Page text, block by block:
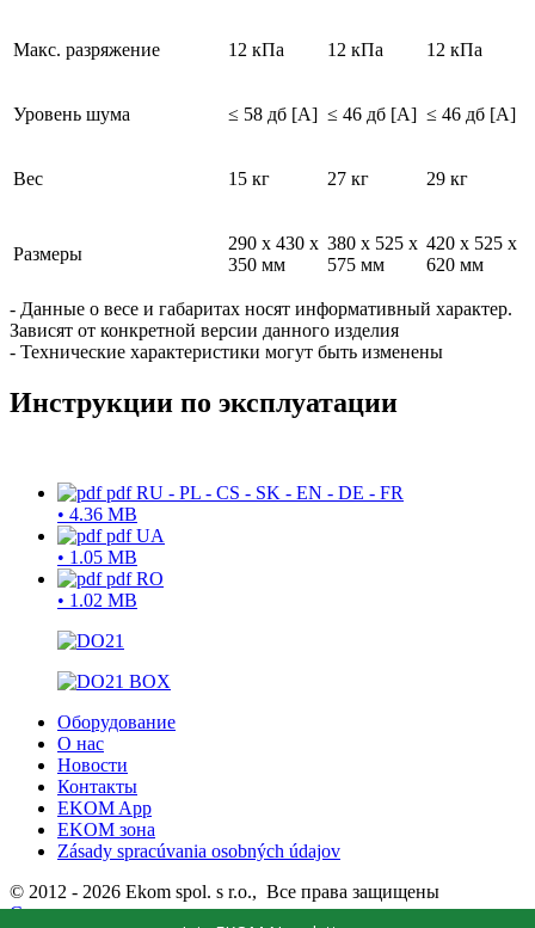
Макс. pазряжение 12 кПа 12 кПа 12 кПа
Уровень шума ≤ 58 дб [A] ≤ 46 дб [A] ≤ 46 дб [A]
Вес 15 кг 27 кг 29 кг
Размеры
290 x 430 x
350 мм
380 x 525 x
575 мм
420 x 525 x
620 мм
- Данные о весе и габаритах носят информативный характер.
Зависят от конкретной версии данного изделия
- Технические характеристики могут быть изменены
Инструкции по эксплуатации
pdfRU - PL - CS - SK - EN - DE - FR
• 4.36 MB
pdfUA
• 1.05 MB
pdfRO
• 1.02 MB
Оборудование
О нас
Новости
Контакты
EKOM App
EKOM зона
Zásady spracúvania osobných údajov
© 2012 - 2026 Ekom spol. s r.o., Все права защищены
Связаться с нами